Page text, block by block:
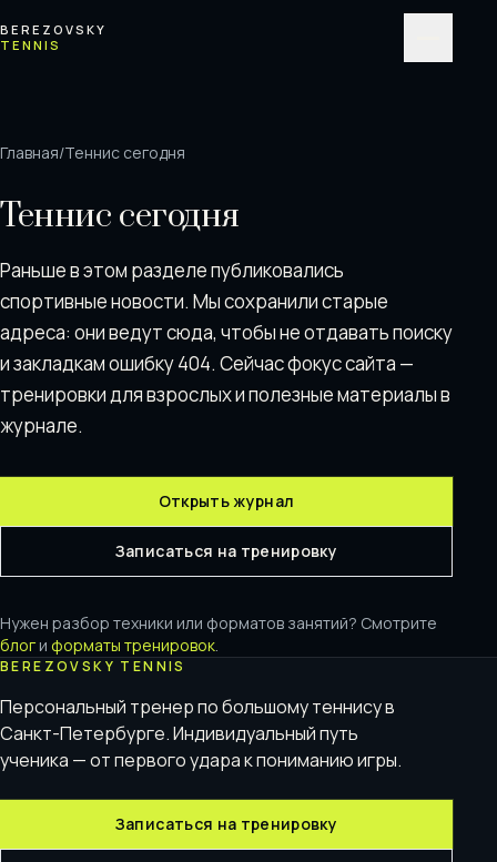
BEREZOVSKY
TENNIS
Главная/Теннис сегодня
Теннис сегодня
Раньше в этом разделе публиковались
спортивные новости. Мы сохранили старые
адреса: они ведут сюда, чтобы не отдавать поискy
и закладкам ошибку 404. Сейчас фокус сайта —
тренировки для взрослых и полезные материалы в
журнале.
Открыть журнал
Записаться на тренировку
Нужен разбор техники или форматов занятий? Смотрите
блог и форматы тренировок.
BEREZOVSKY TENNIS
Персональный тренер по большому теннису в
Санкт-Петербурге. Индивидуальный путь
ученика — от первого удара к пониманию игры.
Записаться на тренировку